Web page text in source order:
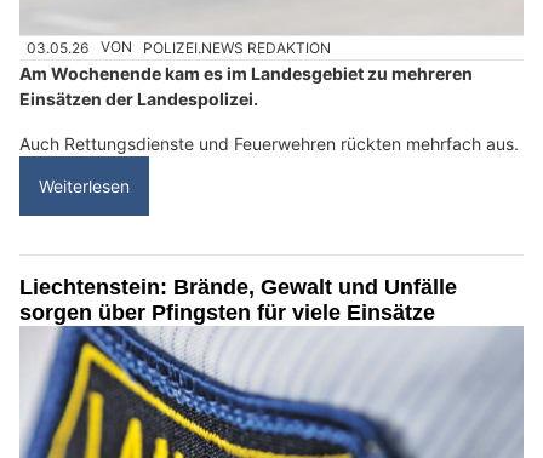
03.05.26 VON POLIZEI.NEWS REDAKTION
Am Wochenende kam es im Landesgebiet zu mehreren
Einsätzen der Landespolizei.
Auch Rettungsdienste und Feuerwehren rückten mehrfach aus.
Weiterlesen
Liechtenstein: Brände, Gewalt und Unfälle
sorgen über Pfingsten für viele Einsätze